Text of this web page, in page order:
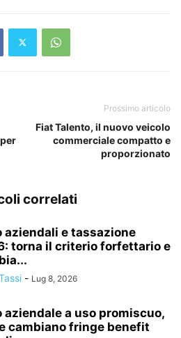
Prossimo articolo
Fiat Talento, il nuovo veicolo
commerciale compatto e
proporzionato
correlati
aziendali e tassazione
torna il criterio forfettario e
- Lug 8, 2026
aziendale a uso promiscuo,
cambiano fringe benefit